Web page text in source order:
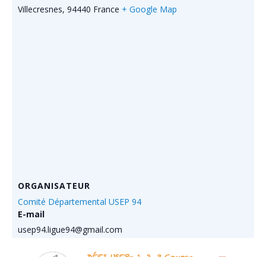
Villecresnes, 94440 France + Google Map
ORGANISATEUR
Comité Départemental USEP 94
E-mail
usep94.ligue94@gmail.com